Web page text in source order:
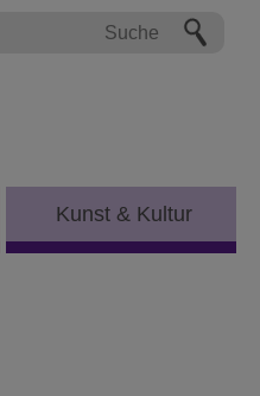
Kunst & Kultur